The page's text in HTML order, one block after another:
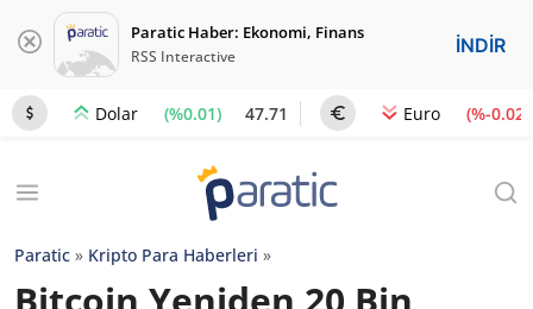
Paratic Haber: Ekonomi, Finans
RSS Interactive İNDİR
Dolar (%0.01) 47.71 Euro (%-0.02)
Paratic » Kripto Para Haberleri »